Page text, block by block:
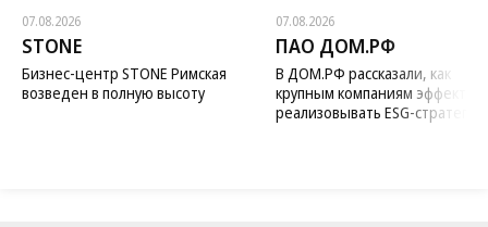
07.08.2026
STONE
Бизнес-центр STONE Римская
возведен в полную высоту
07.08.2026
ПАО ДОМ.РФ
В ДОМ.РФ рассказали, как
крупным компаниям
реализовывать ESG-стратегию